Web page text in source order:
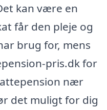
kan være en
får den pleje og
brug for, mens
pris.dk for
nær
det muligt for dig